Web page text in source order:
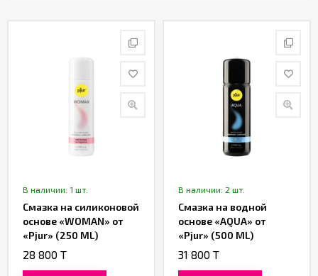
В наличии: 1 шт.
Смазка на силиконовой
основе «WOMAN» от
«Pjur» (250 ML)
28 800 T
В наличии: 2 шт.
Cмазка на водной
основе «AQUA» от
«Pjur» (500 ML)
31 800 T